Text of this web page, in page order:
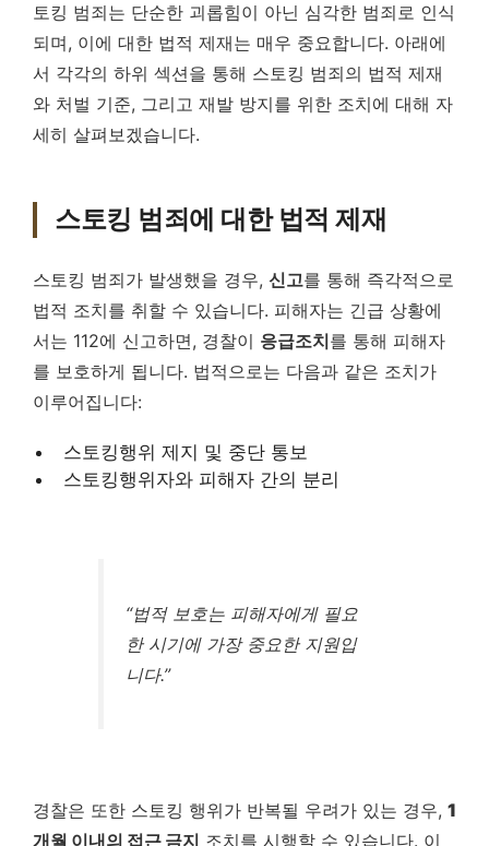
토킹 범죄는 단순한 괴롭힘이 아닌 심각한 범죄로 인식
되며, 이에 대한 법적 제재는 매우 중요합니다. 아래에
서 각각의 하위 섹션을 통해 스토킹 범죄의 법적 제재
와 처벌 기준, 그리고 재발 방지를 위한 조치에 대해 자
세히 살펴보겠습니다.
스토킹 범죄에 대한 법적 제재
스토킹 범죄가 발생했을 경우, 신고를 통해 즉각적으로
법적 조치를 취할 수 있습니다. 피해자는 긴급 상황에
서는 112에 신고하면, 경찰이 응급조치를 통해 피해자
를 보호하게 됩니다. 법적으로는 다음과 같은 조치가
이루어집니다:
스토킹행위 제지 및 중단 통보
스토킹행위자와 피해자 간의 분리
“법적 보호는 피해자에게 필요
한 시기에 가장 중요한 지원입
니다.”
경찰은 또한 스토킹 행위가 반복될 우려가 있는 경우, 1
개월 이내의 접근 금지 조치를 시행할 수 있습니다. 이